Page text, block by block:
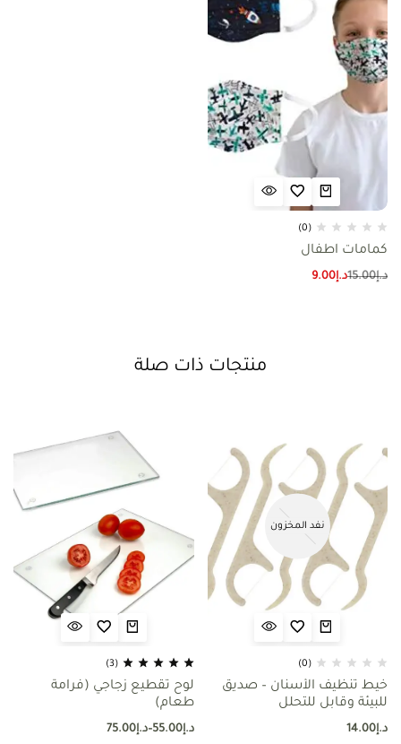
(0)
كمامات اطفال
د.إ15.00د.إ9.00
منتجات ذات صلة
نفد المخزون
(0)
خيط تنظيف الأسنان – صديق
للبيئة وقابل للتحلل
د.إ14.00
(3)
لوح تقطيع زجاجي (فرامة
طعام)
د.إ55.00
–د.إ75.00